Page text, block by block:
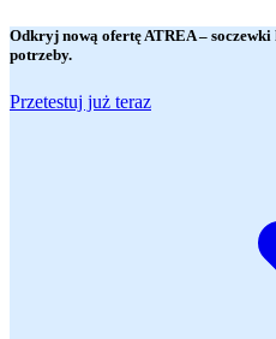
Odkryj nową ofertęATREA–
potrzeby.
Przetestuj już teraz